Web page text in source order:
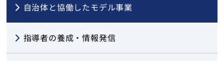
自治体と協働したモデル事業
指導者の養成・情報発信